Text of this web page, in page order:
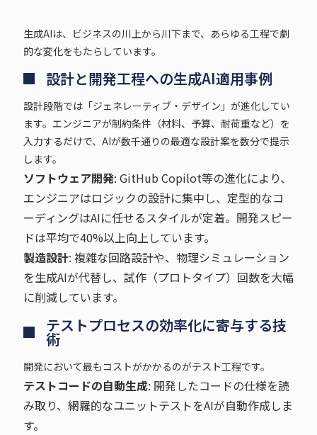
生成AIは、ビジネスの川上から川下まで、あらゆる工程で劇
的な変化をもたらしています。
設計と開発工程への生成AI適用事例
設計段階では「ジェネレーティブ・デザイン」が進化してい
ます。エンジニアが制約条件（材料、予算、耐荷重など）を
入力するだけで、AIが数千通りの最適な設計案を数分で提示
します。
ソフトウェア開発: GitHub Copilot等の進化により、
エンジニアはロジックの設計に集中し、定型的なコ
ーディングはAIに任せるスタイルが定着。開発スピー
ドは平均で40%以上向上しています。
製造設計: 複雑な回路設計や、物理シミュレーション
を生成AIが代替し、試作（プロトタイプ）回数を大幅
に削減しています。
テストプロセスの効率化に寄与する技
術
開発において最もコストがかかるのがテスト工程です。
テストコードの自動生成: 開発したコードの仕様を読
み取り、網羅的なユニットテストをAIが自動作成しま
す。